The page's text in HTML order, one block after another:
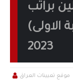
براتب
الاولى)
2023
 موقع تعيينات العراق